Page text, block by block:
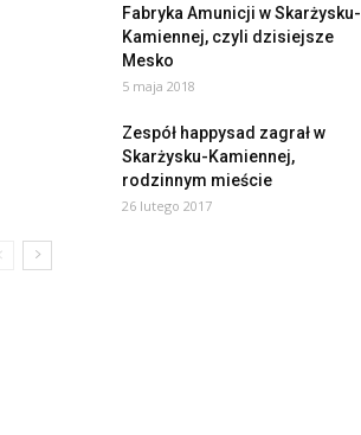
Fabryka Amunicji w Skarżysku-
Kamiennej, czyli dzisiejsze
Mesko
5 maja 2018
Zespół happysad zagrał w
Skarżysku-Kamiennej,
rodzinnym mieście
26 lutego 2017